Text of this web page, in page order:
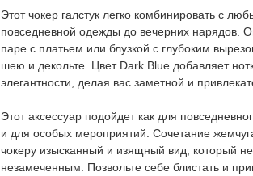
Этот чокер галстук легко комбинировать с
повседневной одежды до вечерних нарядов.
паре с платьем или блузкой с глубоким
шею и декольте. Цвет Dark Blue добавляет
элегантности, делая вас заметной и
Этот аксессуар подойдет как для
и для особых мероприятий. Сочетание
чокеру изысканный и изящный вид, который не
незамеченным. Позвольте себе блистать и